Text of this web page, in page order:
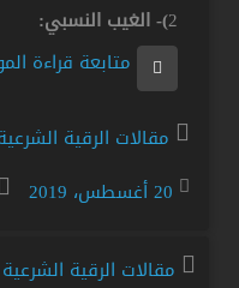
2)- الغيب النسبي:
متابعة قراءة
مقالات الرقية
20 أغسطس، 2019
مقالات الرقية الشرعية